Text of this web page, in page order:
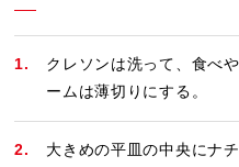
クレソンは洗って、食べ
ームは薄切りにする。
大きめの平皿の中央にナ